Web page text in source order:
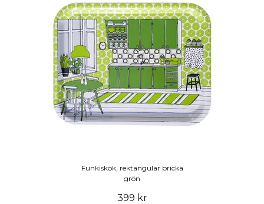
Funkiskök, rektangulär bricka
grön
399 kr